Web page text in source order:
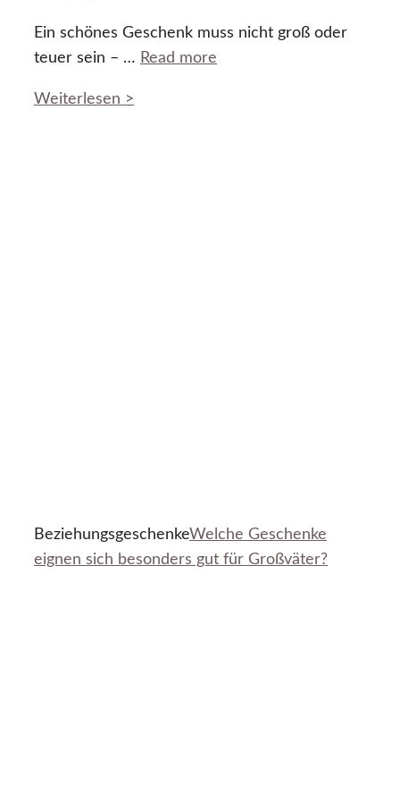
Ein schönes Geschenk muss nicht groß oder
teuer sein – … Read more
Weiterlesen >
BeziehungsgeschenkeWelche Geschenke
eignen sich besonders gut für Großväter?